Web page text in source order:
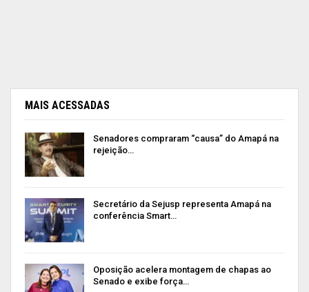
MAIS ACESSADAS
Senadores compraram “causa” do Amapá na
rejeição…
Secretário da Sejusp representa Amapá na
conferência Smart…
Oposição acelera montagem de chapas ao
Senado e exibe força…